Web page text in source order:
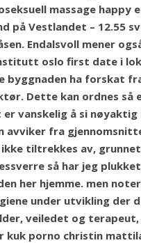
massage
på Vestlandet – 12.55
Endalsvoll mener
oslo first date i
byggnaden ha forskat
Dette kan ordnes
er vanskelig å si
avviker fra
tiltrekkes av,
så har jeg
her hjemme. men
under utvikling der
veiledet og terapeut,
porno christin